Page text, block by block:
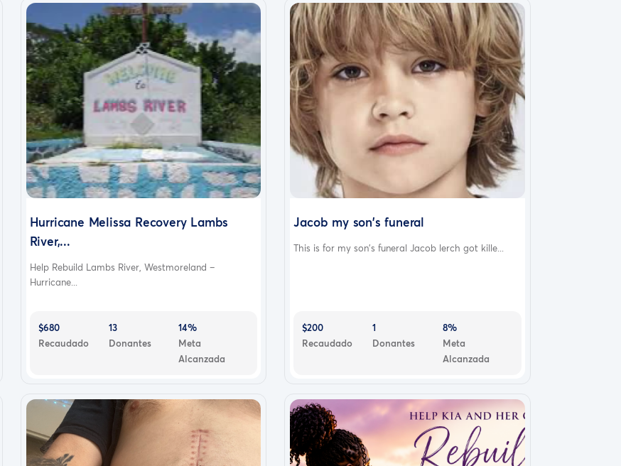
Hurricane Melissa Recovery Lambs
River,...
Help Rebuild Lambs River, Westmoreland –
Hurricane...
$680
Recaudado
13
Donantes
14%
Meta
Alcanzada
Jacob my son's funeral
This is for my son's funeral Jacob lerch got kille...
$200
Recaudado
1
Donantes
8%
Meta
Alcanzada